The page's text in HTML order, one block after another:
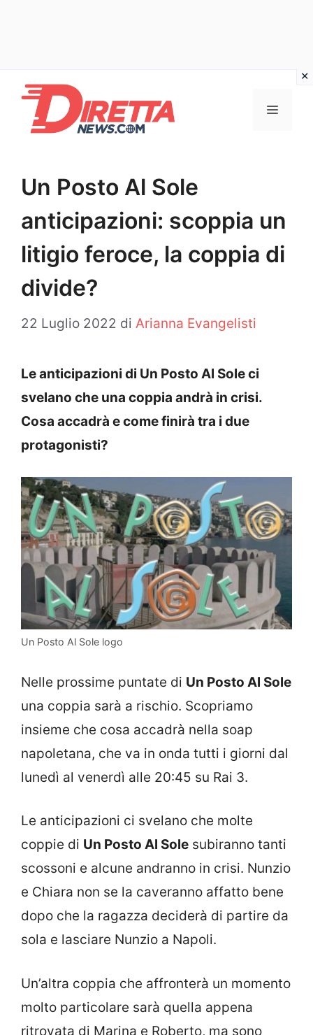
contenuto
Menu
Un Posto Al Sole
anticipazioni: scoppia un
litigio feroce, la coppia di
divide?
22 Luglio 2022 di Arianna Evangelisti
Le anticipazioni di Un Posto Al Sole ci
svelano che una coppia andrà in crisi.
Cosa accadrà e come finirà tra i due
protagonisti?
Un Posto Al Sole logo
Nelle prossime puntate di Un Posto Al Sole
una coppia sarà a rischio. Scopriamo
insieme che cosa accadrà nella soap
napoletana, che va in onda tutti i giorni dal
lunedì al venerdì alle 20:45 su Rai 3.
Le anticipazioni ci svelano che molte
coppie di Un Posto Al Sole subiranno tanti
scossoni e alcune andranno in crisi. Nunzio
e Chiara non se la caveranno affatto bene
dopo che la ragazza deciderà di partire da
sola e lasciare Nunzio a Napoli.
Un’altra coppia che affronterà un momento
molto particolare sarà quella appena
ritrovata di Marina e Roberto, ma sono